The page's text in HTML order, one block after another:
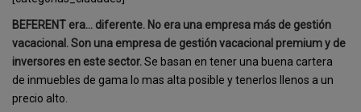
BEFERENT era… diferente. No era una empresa más de gestión
vacacional. Son una empresa de gestión vacacional premium y de
inversores en este sector. Se basan en tener una buena cartera
de inmuebles de gama lo mas alta posible y tenerlos llenos a un
precio alto.